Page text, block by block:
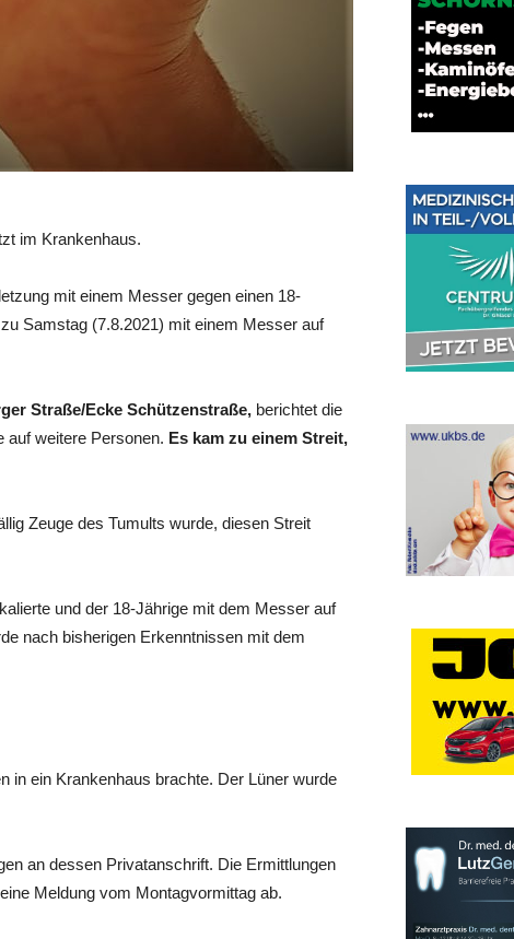
im Krankenhaus.
mit einem Messer gegen einen 18-
Samstag (7.8.2021) mit einem Messer auf
Straße/Ecke Schützenstraße, berichtet die
auf weitere Personen. Es kam zu einem Streit,
Zeuge des Tumults wurde, diesen Streit
und der 18-Jährige mit dem Messer auf
nach bisherigen Erkenntnissen mit dem
in ein Krankenhaus brachte. Der Lüner wurde
an dessen Privatanschrift. Die Ermittlungen
Meldung vom Montagvormittag ab.